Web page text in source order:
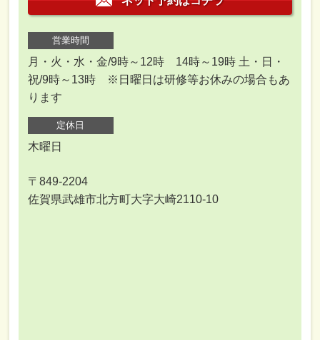
営業時間
月・火・水・金/9時～12時 14時～19時 土・日・
祝/9時～13時 ※日曜日は研修等お休みの場合もあ
ります
定休日
木曜日
〒849-2204
佐賀県武雄市北方町大字大崎2110-10